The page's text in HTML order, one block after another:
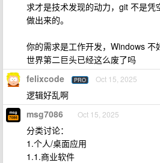
求才是技术发现的动力，git 不是
做出来的。
你的需求是工作开发，Windows 不
世界第二巨头已经这么废了吗
felixcode PRO Oct 15, 2025
逻辑好乱啊
msg7086 Oct 15, 2025
分类讨论：
1.个人/桌面应用
1.1.商业软件